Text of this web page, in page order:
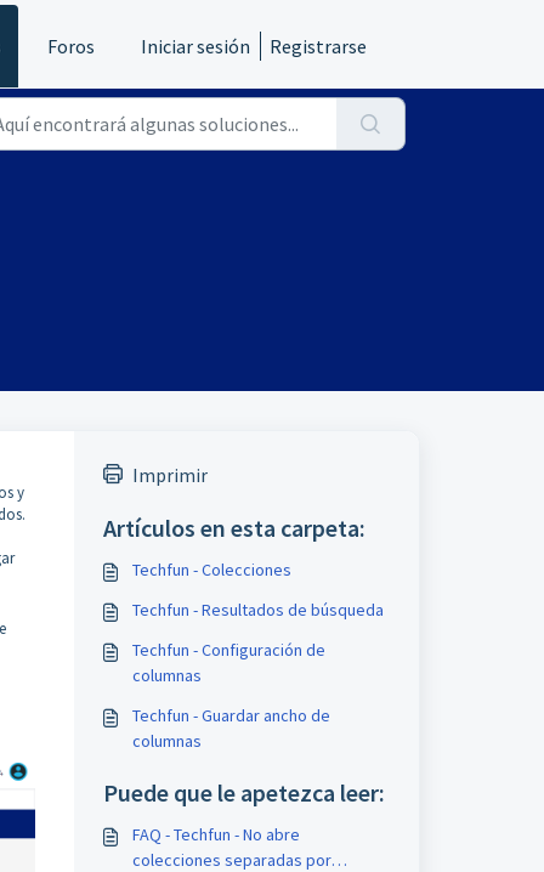
Foros Iniciar sesión Registrarse
y
Imprimir
Artículos en esta carpeta:
Techfun - Colecciones
Techfun - Resultados de búsqueda
Techfun - Configuración de
columnas
Techfun - Guardar ancho de
columnas
Puede que le apetezca leer:
FAQ - Techfun - No abre
colecciones separadas por